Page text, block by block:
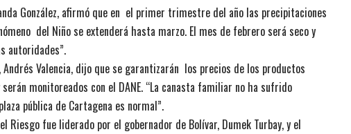
González, afirmó que en el primer trimestre del año las precipitaciones
del Niño se extenderá hasta marzo. El mes de febrero será seco y
autoridades”.
Valencia, dijo que se garantizarán los precios de los productos
monitoreados con el DANE. “La canasta familiar no ha sufrido
pública de Cartagena es normal”.
Riesgo fue liderado por el gobernador de Bolívar, Dumek Turbay, y el